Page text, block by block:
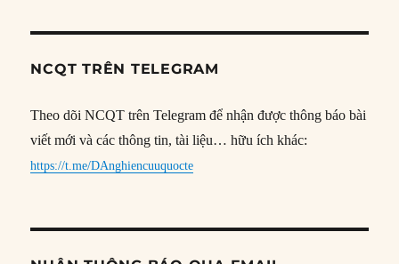
NCQT TRÊN TELEGRAM
Theo dõi NCQT trên Telegram để nhận được thông báo bài
viết mới và các thông tin, tài liệu… hữu ích khác:
https://t.me/DAnghiencuuquocte